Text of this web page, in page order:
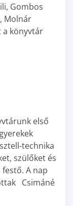
Gombos
Molnár
a könyvtár
első
technika
szülőket és
A nap
Csimáné